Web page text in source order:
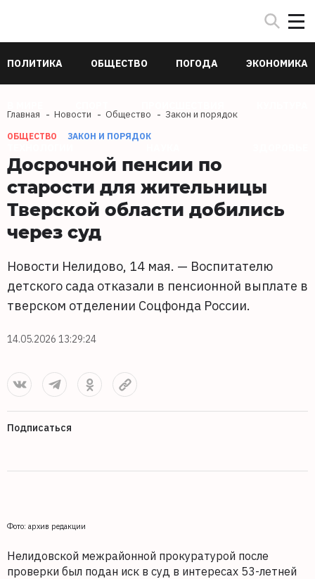
ПОЛИТИКА ОБЩЕСТВО ПОГОДА ЭКОНОМИКА
Главная Новости Общество Закон и порядок
ОБЩЕСТВО ЗАКОН И ПОРЯДОК
Досрочной пенсии по
старости для жительницы
Тверской области добились
через суд
Новости Нелидово, 14 мая. — Воспитателю
детского сада отказали в пенсионной выплате в
тверском отделении Соцфонда России.
14.05.2026 13:29:24
Подписаться
Фото: архив редакции
Нелидовской межрайонной прокуратурой после
проверки был подан иск в суд в интересах 53-летней